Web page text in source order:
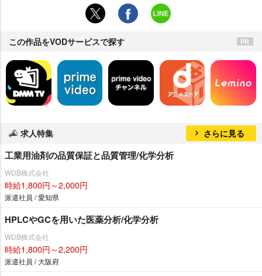
この作品をVODサービスで探す
求人特集 さらに見る
工業用油剤の品質保証と品質管理/化学分析
WDB株式会社
時給1,800円～2,000円
派遣社員 / 愛知県
HPLCやGCを用いた医薬分析/化学分析
WDB株式会社
時給1,800円～2,200円
派遣社員 / 大阪府